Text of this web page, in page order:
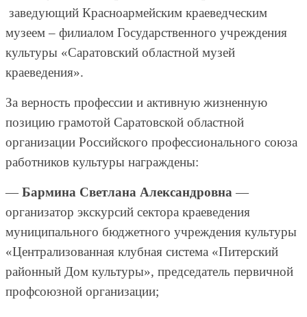
заведующий Красноармейским краеведческим
музеем – филиалом Государственного учреждения
культуры «Саратовский областной музей
краеведения».
За верность профессии и активную жизненную
позицию грамотой Саратовской областной
организации Российского профессионального союза
работников культуры награждены:
— Бармина Светлана Александровна —
организатор экскурсий сектора краеведения
муниципального бюджетного учреждения культуры
«Централизованная клубная система «Питерский
районный Дом культуры», председатель первичной
профсоюзной организации;